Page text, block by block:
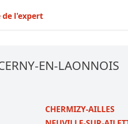
l'expert
EN-LAONNOIS
CHERMIZY-AILLES